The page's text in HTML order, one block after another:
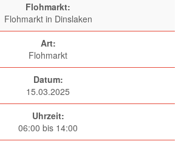
Flohmarkt:
Flohmarkt in Dinslaken
Art:
Flohmarkt
Datum:
15.03.2025
Uhrzeit:
06:00 bis 14:00